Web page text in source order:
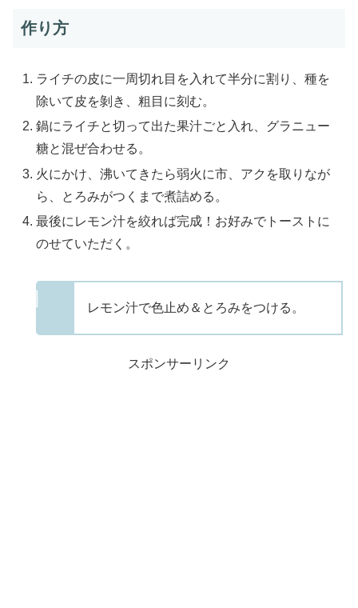
作り方
ライチの皮に一周切れ目を入れて半分に割り、種を
除いて皮を剝き、粗目に刻む。
鍋にライチと切って出た果汁ごと入れ、グラニュー
糖と混ぜ合わせる。
火にかけ、沸いてきたら弱火に市、アクを取りなが
ら、とろみがつくまで煮詰める。
最後にレモン汁を絞れば完成！お好みでトーストに
のせていただく。
レモン汁で色止め＆とろみをつける。
スポンサーリンク